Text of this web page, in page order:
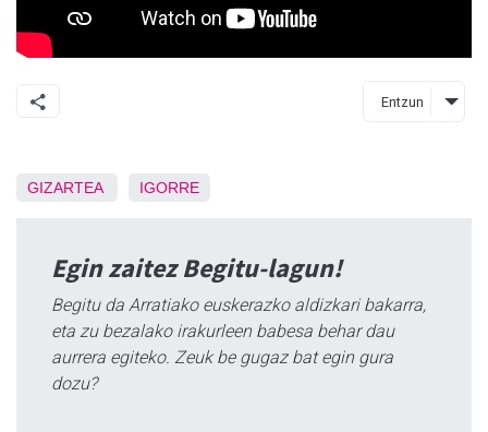
Entzun
GIZARTEA IGORRE
Egin zaitez Begitu-lagun!
Begitu da Arratiako euskerazko aldizkari bakarra,
eta zu bezalako irakurleen babesa behar dau
aurrera egiteko. Zeuk be gugaz bat egin gura
dozu?